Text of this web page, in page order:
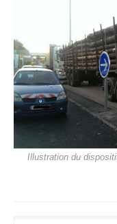
Illustration du